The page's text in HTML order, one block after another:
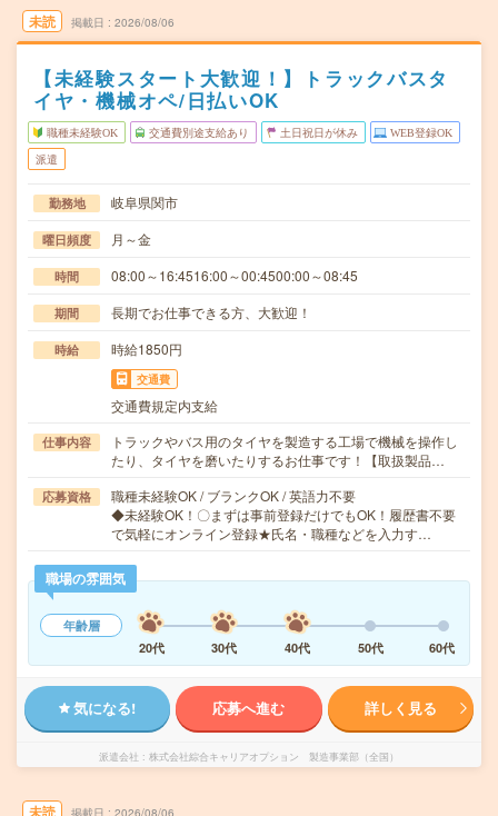
未読 掲載日 2026/08/06
【未経験スタート大歓迎！】トラックバスタ
イヤ・機械オペ/日払いOK
職種未経験OK 交通費別途支給あり 土日祝日が休み WEB登録OK
派遣
勤務地 岐阜県関市
曜日頻度 月～金
時間 08:00～16:4516:00～00:4500:00～08:45
期間 長期でお仕事できる方、大歓迎！
時給 時給1850円
交通費
交通費規定内支給
仕事内容
トラックやバス用のタイヤを製造する工場で機械を操作し
たり、タイヤを磨いたりするお仕事です！【取扱製品…
応募資格
職種未経験OK / ブランクOK / 英語力不要
◆未経験OK！〇まずは事前登録だけでもOK！履歴書不要
で気軽にオンライン登録★氏名・職種などを入力す…
職場の雰囲気
年齢層
20代
30代 40代 50代 60代
気になる! 応募へ進む 詳しく見る
派遣会社 株式会社綜合キャリアオプション 製造事業部（全国）
未読 掲載日 2026/08/06